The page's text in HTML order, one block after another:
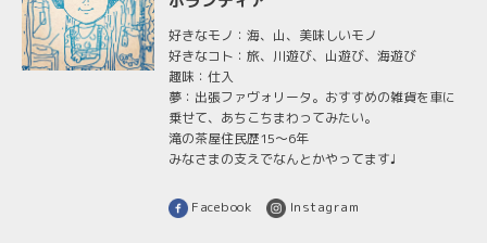
好きなモノ：海、山、美味しいモノ
好きなコト：旅、川遊び、山遊び、海遊び
趣味：仕入
夢：出張ファヴォリータ。おすすめの雑貨を車に
乗せて、あちこちまわってみたい。
滝の茶屋住民歴15～6年
みなさまの支えでなんとかやってます♩
Facebook Instagram